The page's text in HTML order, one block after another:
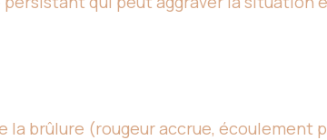
brûlure (rougeur accrue, écoulement